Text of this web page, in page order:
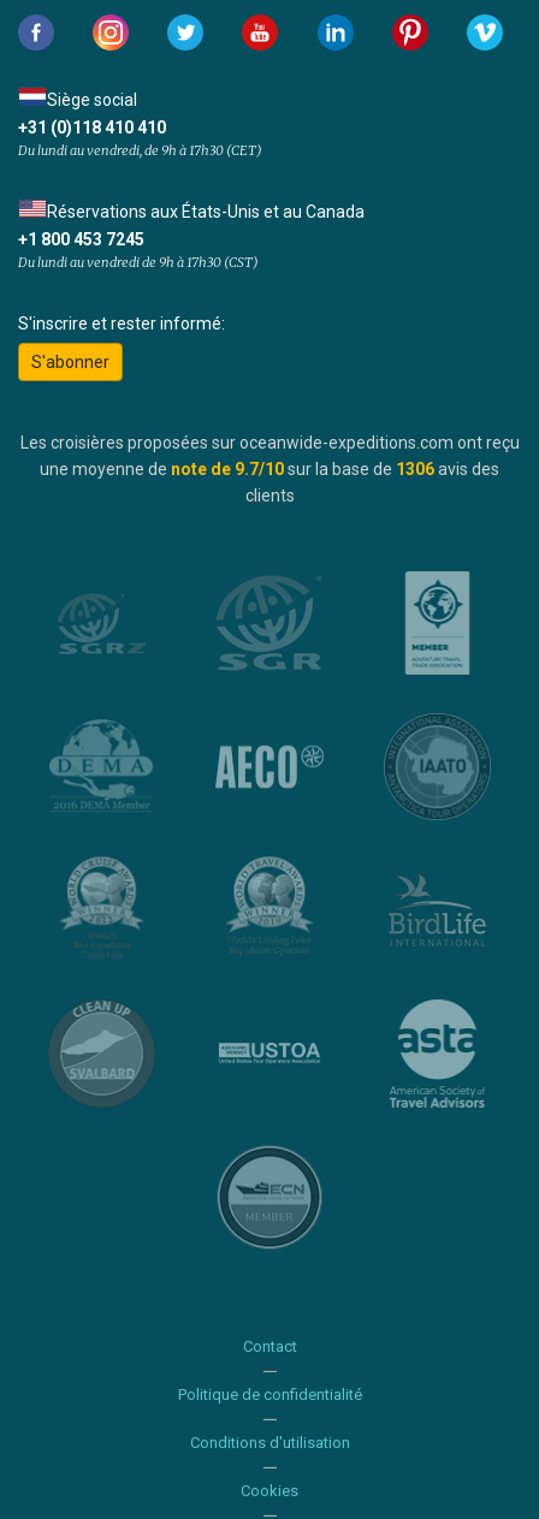
Siège social
+31 (0)118 410 410
Du lundi au vendredi, de 9h à 17h30 (CET)
Réservations aux États-Unis et au Canada
+1 800 453 7245
Du lundi au vendredi de 9h à 17h30 (CST)
S'inscrire et rester informé:
S'abonner
Les croisières proposées sur oceanwide-expeditions.com ont reçu
une moyenne de note de 9.7/10sur la base de 1306avis des
clients
Contact
Politique de confidentialité
Conditions d'utilisation
Cookies